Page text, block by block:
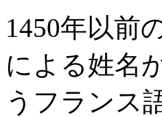
1450年以前
による姓名
うフランス